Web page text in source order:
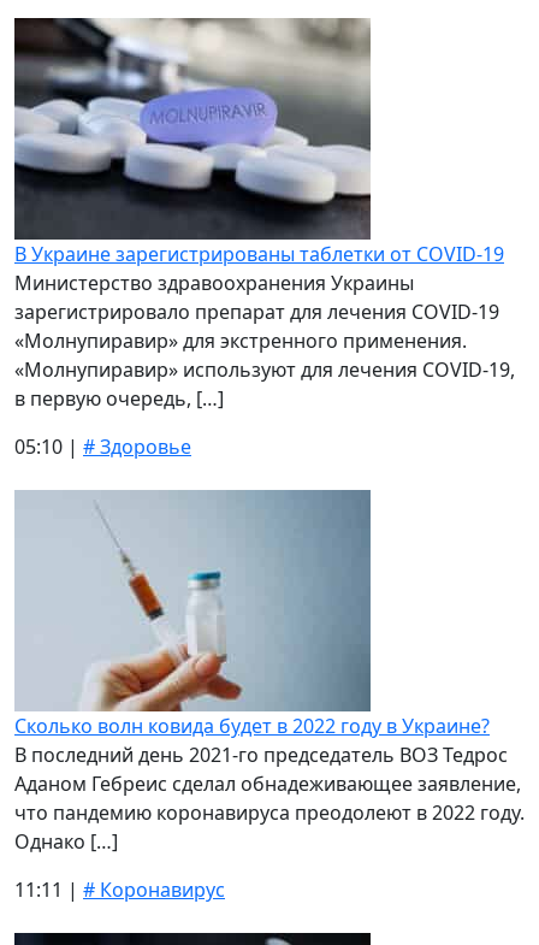
В Украине зарегистрированы таблетки от COVID-19
Министерство здравоохранения Украины
зарегистрировало препарат для лечения COVID-19
«Молнупиравир» для экстренного применения.
«Молнупиравир» используют для лечения COVID-19,
в первую очередь, […]
05:10 | # Здоровье
Сколько волн ковида будет в 2022 году в Украине?
В последний день 2021-го председатель ВОЗ Тедрос
Аданом Гебреис сделал обнадеживающее заявление,
что пандемию коронавируса преодолеют в 2022 году.
Однако […]
11:11 | # Коронавирус